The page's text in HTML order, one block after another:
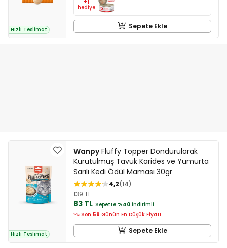
Hızlı Teslimat
hediye
Sepete Ekle
Hızlı Teslimat
WanpyFluffy Topper Dondurularak
Kurutulmuş Tavuk Karides ve Yumurta
Sarılı Kedi Ödül Maması 30gr
4,2 14
139 TL
83 TL Sepette %40 indirimli
Son 59 Günün En Düşük Fiyatı
Sepete Ekle